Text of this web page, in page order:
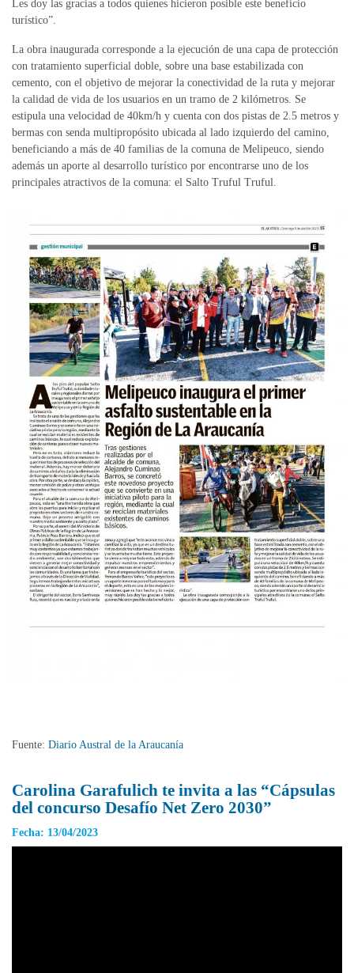
Les doy las gracias a todos quienes hicieron posible este beneficio
turístico”.
La obra inaugurada corresponde a la ejecución de una capa de protección
con tratamiento superficial doble, sobre una base estabilizada con
cemento, con el objetivo de mejorar la conectividad de la ruta y mejorar
la calidad de vida de los usuarios en un tramo de 2 kilómetros. Se
estipula una velocidad de 40km/h y cuenta con dos pistas de 2.5 metros y
bermas con senda multipropósito ubicada al lado izquierdo del camino,
beneficiando a más de 40 familias de la comuna de Melipeuco, siendo
además un aporte al desarrollo turístico por encontrarse uno de los
principales atractivos de la comuna: el Salto Truful Truful.
Fuente: Diario Austral de la Araucanía
Carolina Garafulich te invita a las “Cápsulas
del concurso Desafío Net Zero 2030”
Fecha: 13/04/2023